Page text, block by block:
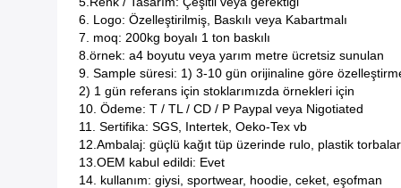
6. Logo: Özelleştirilmiş, Baskılı veya Kabartmalı
7. moq: 200kg boyalı 1 ton baskılı
8.örnek: a4 boyutu veya yarım metre ücretsiz sunulan
9. Sample süresi: 1) 3-10 gün orijinaline göre
2) 1 gün referans için stoklarımızda örnekleri için
10. Ödeme: T / TL / CD / P Paypal veya Nigotiated
11. Sertifika: SGS, Intertek, Oeko-Tex vb
12.Ambalaj: güçlü kağıt tüp üzerinde rulo, plastik
13.OEM kabul edildi: Evet
14. kullanım: giysi, sportwear, hoodie, ceket, eşofman